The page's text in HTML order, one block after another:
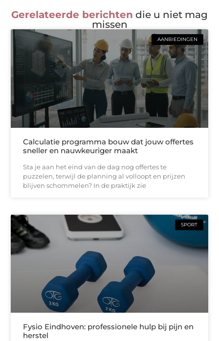
Gerelateerde berichten die u niet mag
missen
AANBIEDINGEN
Calculatie programma bouw dat jouw offertes
sneller en nauwkeuriger maakt
Sta je aan het eind van de dag nog offertes te
puzzelen, terwijl de planning al volloopt en prijzen
blijven schommelen? In de praktijk zie
SPORT
Fysio Eindhoven: professionele hulp bij pijn en
herstel